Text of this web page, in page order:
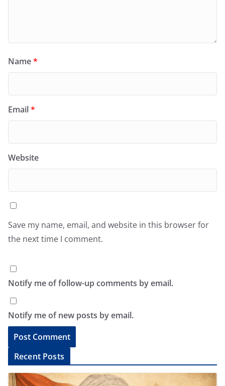
Name*
Email*
Website
Save my name, email, and website in this browser for
the next time I comment.
Notify me of follow-up comments by email.
Notify me of new posts by email.
l
Recent Posts